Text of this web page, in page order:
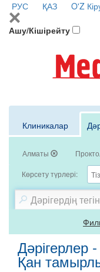
РУС ҚАЗ O'Z
Ашу/Кішірейту
Клиникалар
Алматы
Көрсету түрлері:
Дәрігерлер
Қан